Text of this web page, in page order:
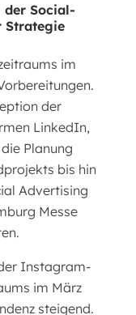
der Social-
Strategie
im
der
LinkedIn,
Planung
bis hin
Advertising
Messe
Instagram-
im März
steigend.